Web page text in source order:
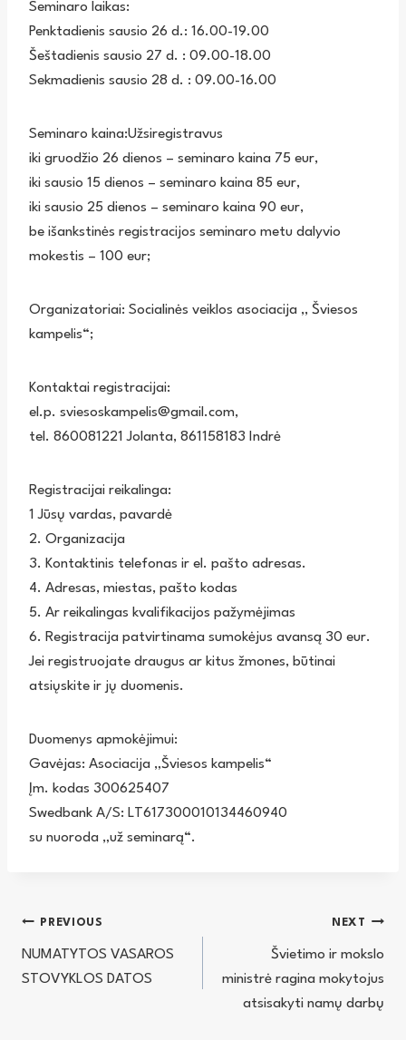
Seminaro laikas:
Penktadienis sausio 26 d.: 16.00-19.00
Šeštadienis sausio 27 d. : 09.00-18.00
Sekmadienis sausio 28 d. : 09.00-16.00
Seminaro kaina:Užsiregistravus
iki gruodžio 26 dienos – seminaro kaina 75 eur,
iki sausio 15 dienos – seminaro kaina 85 eur,
iki sausio 25 dienos – seminaro kaina 90 eur,
be išankstinės registracijos seminaro metu dalyvio
mokestis – 100 eur;
Organizatoriai: Socialinės veiklos asociacija ,, Šviesos
kampelis“;
Kontaktai registracijai:
el.p. sviesoskampelis@gmail.com,
tel. 860081221 Jolanta, 861158183 Indrė
Registracijai reikalinga:
1 Jūsų vardas, pavardė
2. Organizacija
3. Kontaktinis telefonas ir el. pašto adresas.
4. Adresas, miestas, pašto kodas
5. Ar reikalingas kvalifikacijos pažymėjimas
6. Registracija patvirtinama sumokėjus avansą 30 eur.
Jei registruojate draugus ar kitus žmones, būtinai
atsiųskite ir jų duomenis.
Duomenys apmokėjimui:
Gavėjas: Asociacija „Šviesos kampelis“
Įm. kodas 300625407
Swedbank A/S: LT617300010134460940
su nuoroda „už seminarą“.
Navigacija
tarp
PREVIOUS
NUMATYTOS VASAROS
STOVYKLOS DATOS
NEXT
Švietimo ir mokslo
ministrė ragina mokytojus
atsisakyti namų darbų